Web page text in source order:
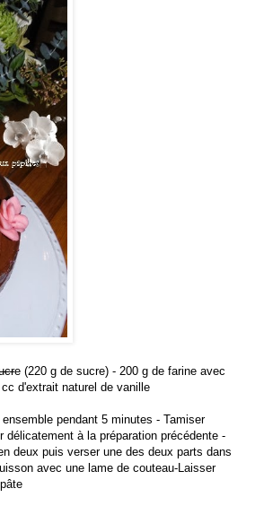
e (220 g de sucre) - 200 g de farine avec
d'extrait naturel de vanille
pendant 5 minutes - Tamiser
à la préparation précédente -
deux puis verser une des deux parts dans
avec une lame de couteau-Laisser